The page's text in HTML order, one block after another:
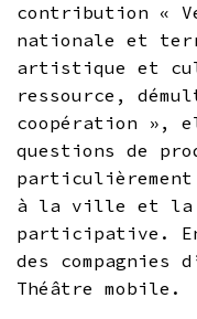
contribution «
nationale et
artistique et
ressource,
coopération »,
questions de
à la ville et la
participative.
des compagnies
Théâtre mobile.